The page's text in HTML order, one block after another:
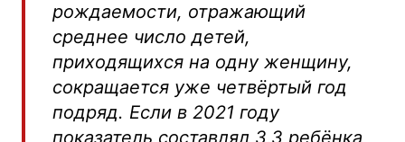
рождаемости, отражающий
среднее число детей,
приходящихся на одну женщину,
сокращается уже четвёртый год
подряд. Если в 2021 году
показатель составлял 3,3 ребёнка